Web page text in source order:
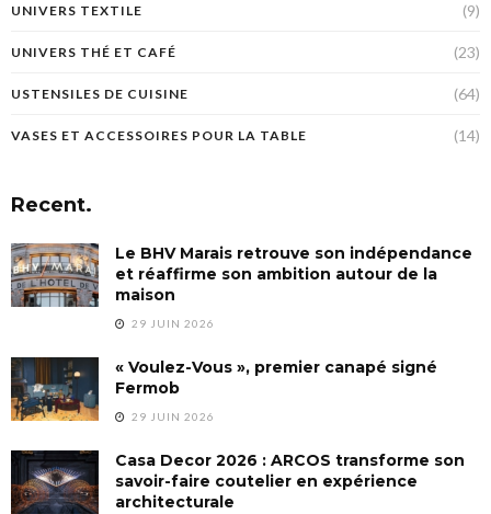
UNIVERS TEXTILE (9)
UNIVERS THÉ ET CAFÉ (23)
USTENSILES DE CUISINE (64)
VASES ET ACCESSOIRES POUR LA TABLE (14)
Recent.
Le BHV Marais retrouve son indépendance
et réaffirme son ambition autour de la
maison
29 JUIN 2026
« Voulez-Vous », premier canapé signé
Fermob
29 JUIN 2026
Casa Decor 2026 : ARCOS transforme son
savoir-faire coutelier en expérience
architecturale